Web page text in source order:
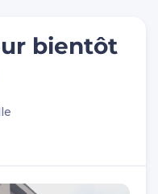
bientôt